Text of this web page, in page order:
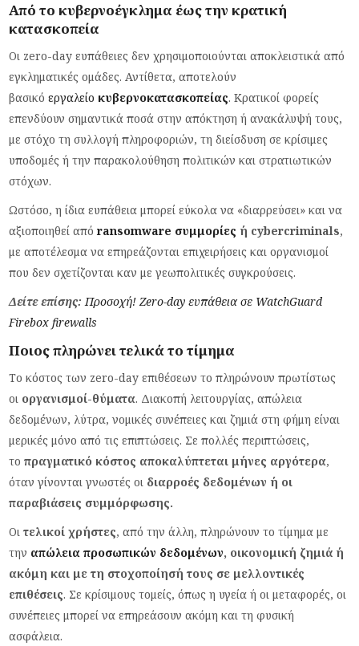
Από το κυβερνοέγκλημα έως την κρατική
κατασκοπεία
Οι zero-day ευπάθειες δεν χρησιμοποιούνται αποκλειστικά από
εγκληματικές ομάδες. Αντίθετα, αποτελούν
βασικόεργαλείο κυβερνοκατασκοπείας. Κρατικοί φορείς
επενδύουν σημαντικά ποσά στην απόκτηση ή ανακάλυψή τους,
με στόχο τη συλλογή πληροφοριών, τη διείσδυση σε κρίσιμες
υποδομές ή την παρακολούθηση πολιτικών και στρατιωτικών
στόχων.
Ωστόσο, η ίδια ευπάθεια μπορεί εύκολα να «διαρρεύσει» και να
αξιοποιηθεί απόransomware συμμορίες ή cybercriminals,
με αποτέλεσμα να επηρεάζονται επιχειρήσεις και οργανισμοί
που δεν σχετίζονται καν με γεωπολιτικές συγκρούσεις.
Δείτε επίσης: Προσοχή! Zero-day ευπάθεια σε WatchGuard
Firebox firewalls
Ποιος πληρώνει τελικά το τίμημα
Το κόστος των zero-day επιθέσεων το πληρώνουν πρωτίστως
οι οργανισμοί-θύματα. Διακοπή λειτουργίας, απώλεια
δεδομένων, λύτρα, νομικές συνέπειες και ζημιά στη φήμη είναι
μερικές μόνο από τις επιπτώσεις. Σε πολλές περιπτώσεις,
τοπραγματικό κόστος αποκαλύπτεται μήνες αργότερα,
όταν γίνονται γνωστές οι διαρροές δεδομένων ή οι
παραβιάσεις συμμόρφωσης.
Οιτελικοί χρήστες, από την άλλη, πληρώνουν το τίμημα με
την απώλεια προσωπικών δεδομένων, οικονομική ζημιά ή
ακόμη και με τη στοχοποίησή τους σε μελλοντικές
επιθέσεις. Σε κρίσιμους τομείς, όπως η υγεία ή οι μεταφορές, οι
συνέπειες μπορεί να επηρεάσουν ακόμη και τη φυσική
ασφάλεια.